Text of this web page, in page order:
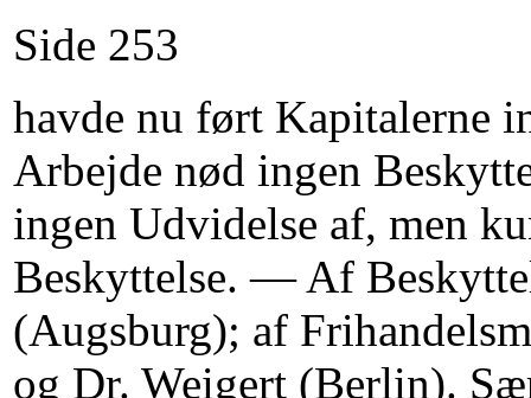
Side 253
havde nu ført Kapitalerne
Arbejde nød ingen
ingen Udvidelse af, men
Beskyttelse. — Af
(Augsburg); af
og Dr. Weigert (Berlin).